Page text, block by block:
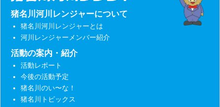
猪名川河川レンジャーについて
猪名川河川レンジャーとは
河川レンジャーメンバー紹介
活動の案内・紹介
活動レポート
今後の活動予定
猪名川のい〜な！
猪名川トピックス